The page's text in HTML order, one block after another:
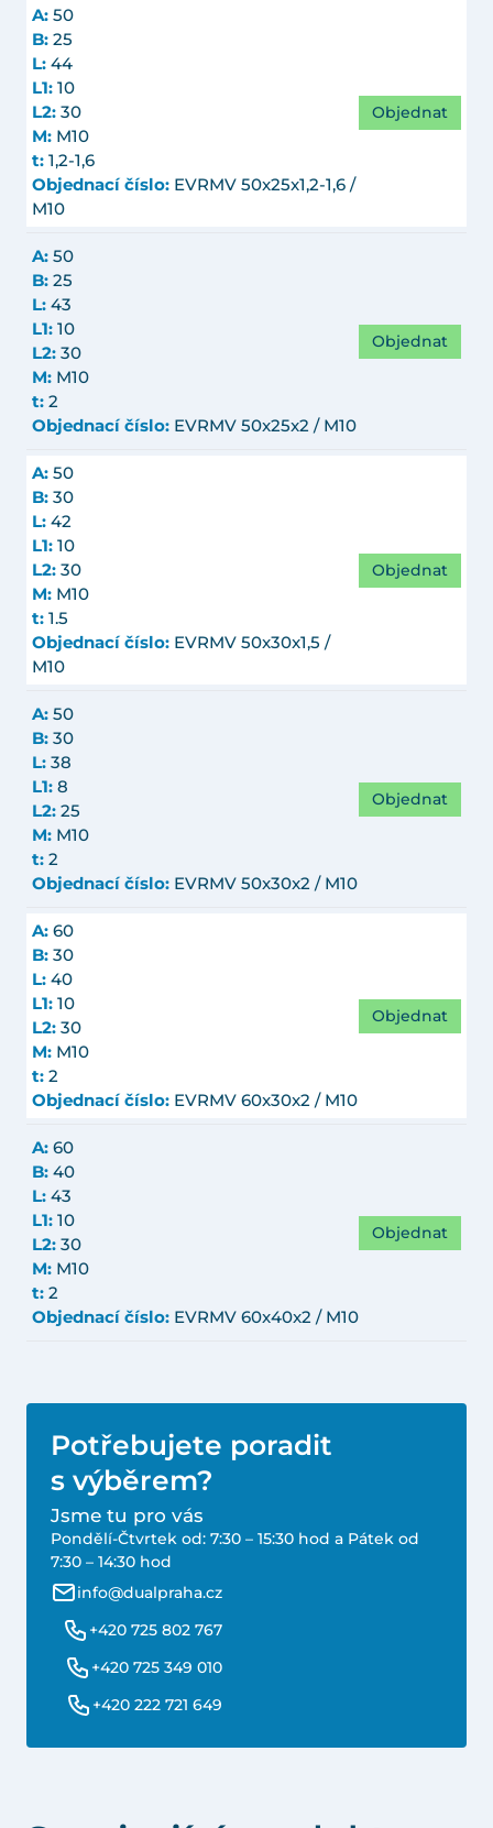
A: 50
B: 25
L: 44
L1: 10
L2: 30
M: M10
t: 1,2-1,6
Objednací číslo: EVRMV 50x25x1,2-1,6 /
M10
Objednat
A: 50
B: 25
L: 43
L1: 10
L2: 30
M: M10
t: 2
Objednací číslo: EVRMV 50x25x2 / M10
Objednat
A: 50
B: 30
L: 42
L1: 10
L2: 30
M: M10
t: 1.5
Objednací číslo: EVRMV 50x30x1,5 /
M10
Objednat
A: 50
B: 30
L: 38
L1: 8
L2: 25
M: M10
t: 2
Objednací číslo: EVRMV 50x30x2 / M10
Objednat
A: 60
B: 30
L: 40
L1: 10
L2: 30
M: M10
t: 2
Objednací číslo: EVRMV 60x30x2 / M10
Objednat
A: 60
B: 40
L: 43
L1: 10
L2: 30
M: M10
t: 2
Objednací číslo: EVRMV 60x40x2 / M10
Objednat
Potřebujete poradit
s výběrem?
Jsme tu pro vás
Pondělí-Čtvrtek od: 7:30 – 15:30 hod a Pátek od
7:30 – 14:30 hod
info@dualpraha.cz
+420 725 802 767
+420 725 349 010
+420 222 721 649